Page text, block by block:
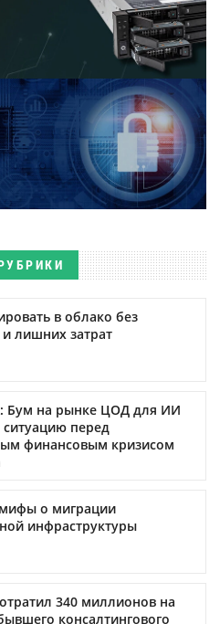
в облако без
и лишних затрат
на рынке ЦОД для ИИ
перед
финансовым кризисом
о миграции
инфраструктуры
340 миллионов на
консалтингового